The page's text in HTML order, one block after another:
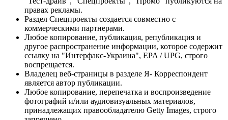
правах рекламы.
Раздел Спецпроекты создается совместно с
коммерческими партнерами.
Любое копирование, публикация, републикация и
другое распространение информации, которое содержит
ссылку на "Интерфакс-Украина", EPA / UPG, строго
воспрещается.
Владелец веб-страницы в разделе Я- Корреспондент
является автор публикации.
Любое копирование, перепечатка и воспроизведение
фотографий и/или аудиовизуальных материалов,
принадлежащих правообладателю Getty Images, строго